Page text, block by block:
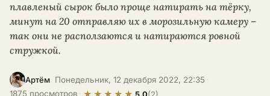
плавленый сырок было проще натирать на тёрку,
минут на 20 отправляю их в морозильную камеру –
так они не расползаются и натираются ровной
стружкой.
Артём Понедельник, 12 декабря 2022, 22:35
1875 просмотров
★ ★ ★ ★ ★ 5.0(2)